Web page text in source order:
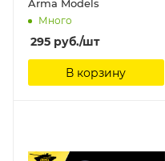
Arma Models
Много
295 руб./шт
В корзину